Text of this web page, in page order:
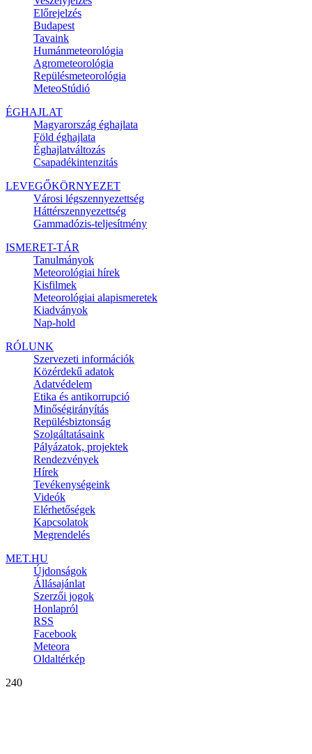
Előrejelzés
Budapest
Tavaink
Humánmeteorológia
Agrometeorológia
Repülésmeteorológia
MeteoStúdió
ÉGHAJLAT
Magyarország éghajlata
Föld éghajlata
Éghajlatváltozás
Csapadékintenzitás
LEVEGŐKÖRNYEZET
Városi légszennyezettség
Háttérszennyezettség
Gammadózis-teljesítmény
ISMERET-TÁR
Tanulmányok
Meteorológiai hírek
Kisfilmek
Meteorológiai alapismeretek
Kiadványok
Nap-hold
RÓLUNK
Szervezeti információk
Közérdekű adatok
Adatvédelem
Etika és antikorrupció
Minőségirányítás
Repülésbiztonság
Szolgáltatásaink
Pályázatok, projektek
Rendezvények
Hírek
Tevékenységeink
Videók
Elérhetőségek
Kapcsolatok
Megrendelés
MET.HU
Újdonságok
Állásajánlat
Szerzői jogok
Honlapról
RSS
Facebook
Meteora
Oldaltérkép
240